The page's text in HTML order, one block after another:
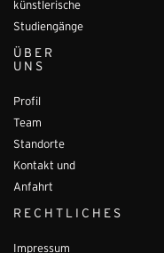
künstlerische
Studiengänge
ÜBER
UNS
Profil
Team
Standorte
Kontakt und
Anfahrt
RECHTLICHES
Impressum